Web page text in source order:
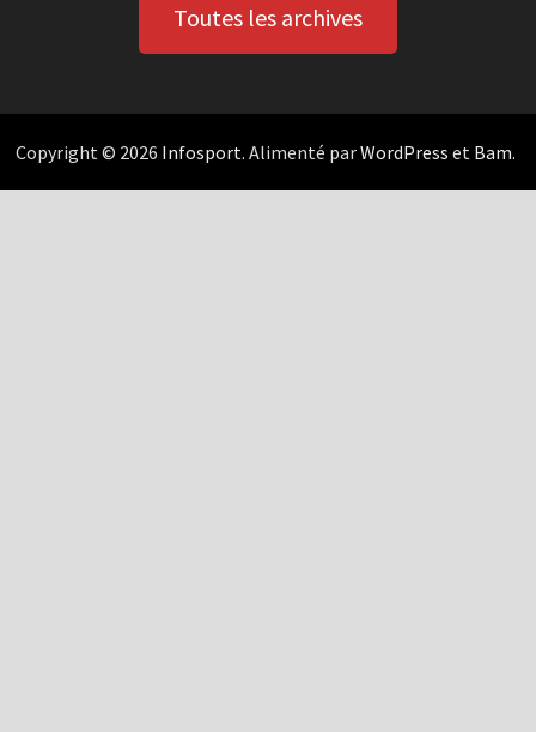
Toutes les archives
Copyright © 2026 Infosport. Alimenté parWordPress et Bam.